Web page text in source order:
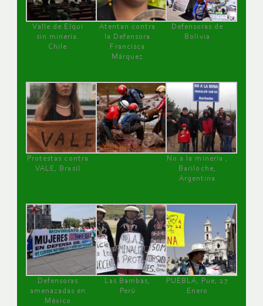
Valle de Elqui
sin minería.
Chile
Atentan contra
la Defensora
Francisca
Márquez
Defensoras de
Bolivia
Protestas contra
VALE, Brasil
No a la minería ,
Bariloche,
Argentina
Defensoras
amenazadas en
México
Las Bambas,
Perú
PUEBLA, Pue, 27
Enero